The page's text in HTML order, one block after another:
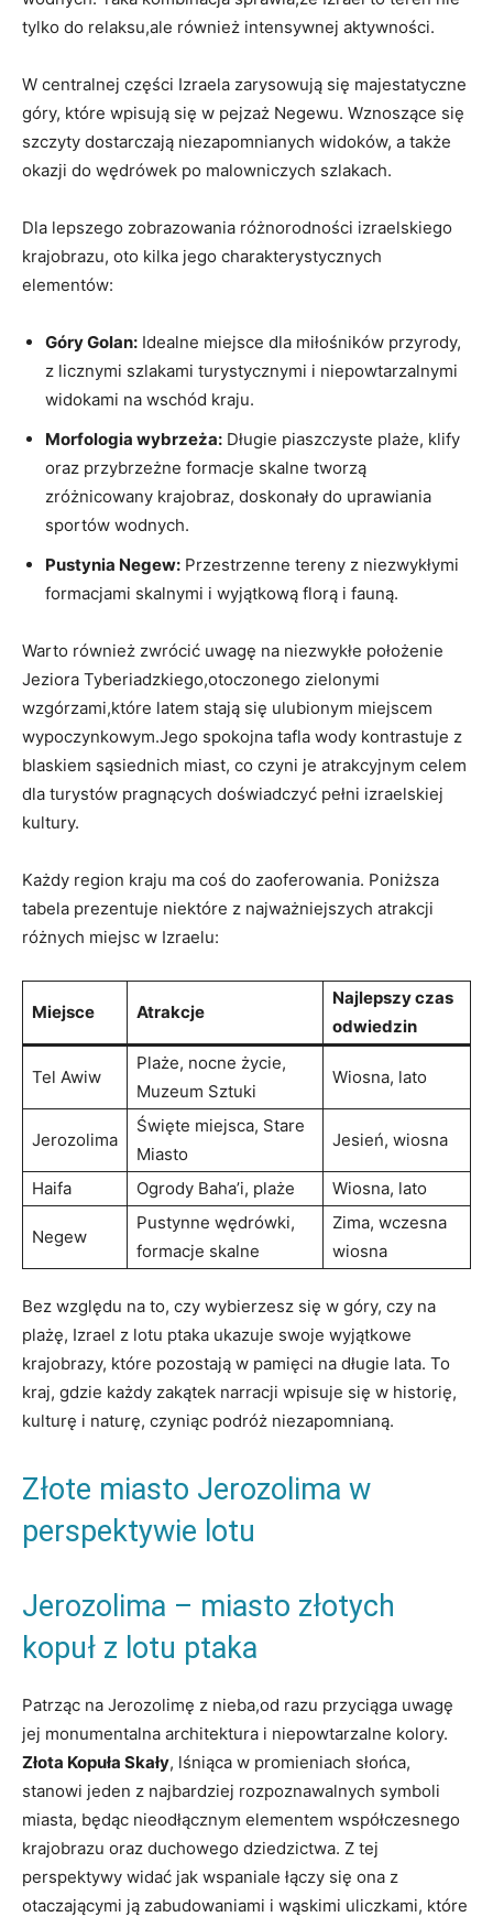
tylko do relaksu,ale również intensywnej aktywności.
W centralnej części Izraela zarysowują się majestatyczne
góry, które wpisują się w pejzaż Negewu. Wznoszące się
szczyty dostarczają niezapomnianych widoków, a także
okazji do wędrówek po malowniczych szlakach.
Dla lepszego zobrazowania różnorodności izraelskiego
krajobrazu, oto kilka jego charakterystycznych
elementów:
Góry Golan: Idealne miejsce dla miłośników przyrody,
z licznymi szlakami turystycznymi i niepowtarzalnymi
widokami na wschód kraju.
Morfologia wybrzeża: Długie piaszczyste plaże, klify
oraz przybrzeżne formacje skalne tworzą
zróżnicowany krajobraz, doskonały do uprawiania
sportów wodnych.
Pustynia Negew: Przestrzenne tereny z niezwykłymi
formacjami skalnymi i wyjątkową florą i fauną.
Warto również zwrócić uwagę na niezwykłe położenie
Jeziora Tyberiadzkiego,otoczonego zielonymi
wzgórzami,które latem stają się ulubionym miejscem
wypoczynkowym.Jego spokojna tafla wody kontrastuje z
blaskiem sąsiednich miast, co czyni je atrakcyjnym celem
dla turystów pragnących doświadczyć pełni izraelskiej
kultury.
Każdy region kraju ma coś do zaoferowania. Poniższa
tabela prezentuje niektóre z najważniejszych atrakcji
różnych miejsc w Izraelu:
Miejsce Atrakcje
Najlepszy czas
odwiedzin
Tel Awiw
Plaże, nocne życie,
Muzeum Sztuki
Wiosna, lato
Jerozolima
Święte miejsca, Stare
Miasto
Jesień, wiosna
Haifa Ogrody Baha’i, plaże Wiosna, lato
Negew
Pustynne wędrówki,
formacje skalne
Zima, wczesna
wiosna
Bez względu na to, czy wybierzesz się w góry, czy na
plażę, Izrael z lotu ptaka ukazuje swoje wyjątkowe
krajobrazy, które pozostają w pamięci na długie lata. To
kraj, gdzie każdy zakątek narracji wpisuje się w historię,
kulturę i naturę, czyniąc podróż niezapomnianą.
Złote miasto Jerozolima w
perspektywie lotu
Jerozolima – miasto złotych
kopuł z lotu ptaka
Patrząc na Jerozolimę z nieba,od razu przyciąga uwagę
jej monumentalna architektura i niepowtarzalne kolory.
Złota Kopuła Skały, lśniąca w promieniach słońca,
stanowi jeden z najbardziej rozpoznawalnych symboli
miasta, będąc nieodłącznym elementem współczesnego
krajobrazu oraz duchowego dziedzictwa. Z tej
perspektywy widać jak wspaniale łączy się ona z
otaczającymi ją zabudowaniami i wąskimi uliczkami, które